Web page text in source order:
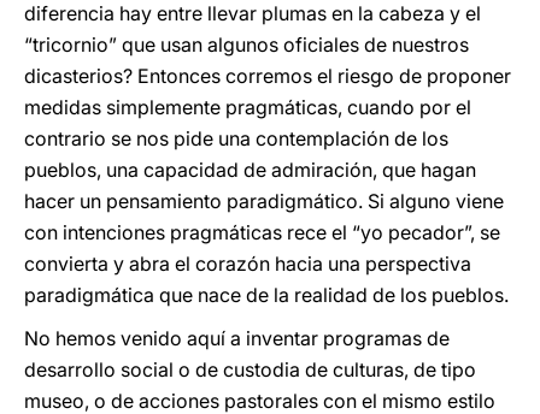
diferencia hay entre llevar plumas en la cabeza y el
“tricornio” que usan algunos oficiales de nuestros
dicasterios? Entonces corremos el riesgo de proponer
medidas simplemente pragmáticas, cuando por el
contrario se nos pide una contemplación de los
pueblos, una capacidad de admiración, que hagan
hacer un pensamiento paradigmático. Si alguno viene
con intenciones pragmáticas rece el “yo pecador”, se
convierta y abra el corazón hacia una perspectiva
paradigmática que nace de la realidad de los pueblos.
No hemos venido aquí a inventar programas de
desarrollo social o de custodia de culturas, de tipo
museo, o de acciones pastorales con el mismo estilo